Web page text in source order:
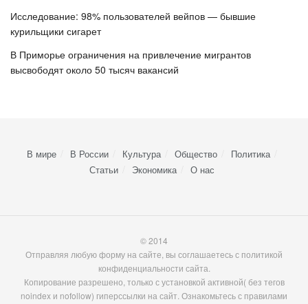
Исследование: 98% пользователей вейпов — бывшие
курильщики сигарет
В Приморье ограничения на привлечение мигрантов
высвободят около 50 тысяч вакансий
В мире В России Культура Общество
Политика
Статьи
Экономика О нас
© 2014
Отправляя любую форму на сайте, вы соглашаетесь с политикой
конфиденциальности сайта.
Копирование разрешено, только с установкой активной( без тегов
noindex и nofollow) гиперссылки на сайт. Ознакомьтесь с правилами